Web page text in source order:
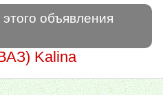
объявления
Kalina